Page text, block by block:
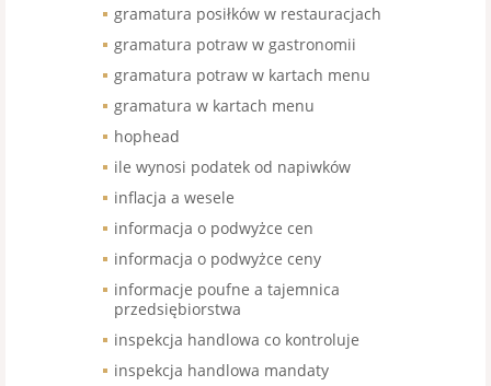
gramatura posiłków w restauracjach
gramatura potraw w gastronomii
gramatura potraw w kartach menu
gramatura w kartach menu
hophead
ile wynosi podatek od napiwków
inflacja a wesele
informacja o podwyżce cen
informacja o podwyżce ceny
informacje poufne a tajemnica
przedsiębiorstwa
inspekcja handlowa co kontroluje
inspekcja handlowa mandaty